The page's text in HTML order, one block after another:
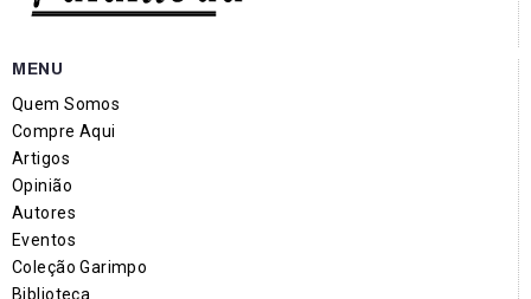
MENU
Quem Somos
Compre Aqui
Artigos
Opinião
Autores
Eventos
Coleção Garimpo
Biblioteca